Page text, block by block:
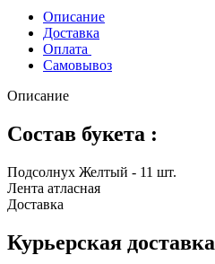
Описание
Доставка
Оплата
Самовывоз
Описание
Состав букета :
Подсолнух Желтый - 11 шт.
Лента атласная
Доставка
Курьерская доставка